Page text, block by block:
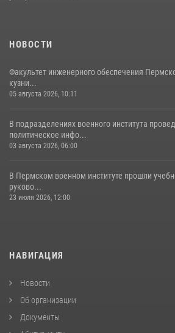
03 августа 2026, 06:00
НОВОСТИ
Факультет инженерного обеспечения
кузни...
05 августа 2026, 10:11
В подразделениях военного института
политическое инфо...
03 августа 2026, 06:00
В Пермском военном институте прошли
руково...
23 июля 2026, 12:00
НАВИГАЦИЯ
Новости
Об организации
Документы